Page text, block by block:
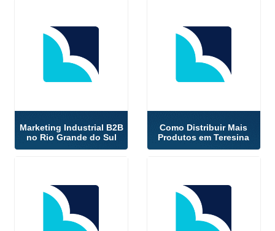
Marketing Industrial B2B
no Rio Grande do Sul
Como Distribuir Mais
Produtos em Teresina